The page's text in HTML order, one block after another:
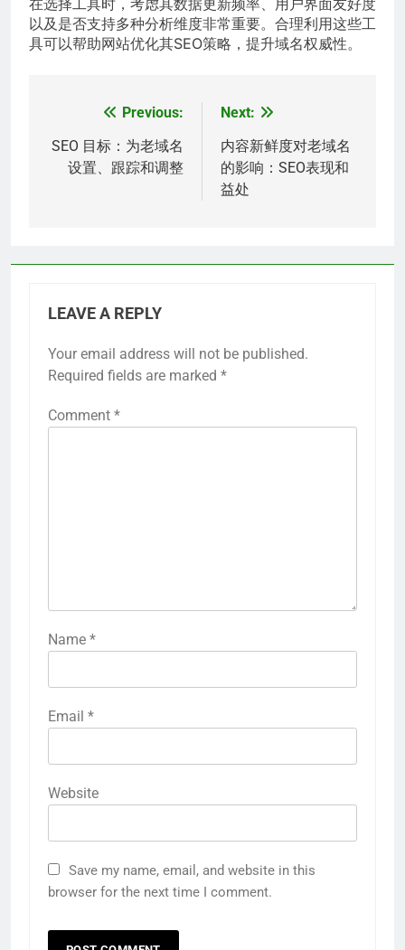
以及是否支持多种分析维度非常重要。合理利用这些工
具可以帮助网站优化其SEO策略，提升域名权威性。
navigation
Previous:
SEO 目标：为老域名
设置、跟踪和调整
Next:
内容新鲜度对老域名
的影响：SEO表现和
益处
LEAVE A REPLY
Your email address will not be published.
Required fields are marked *
Comment *
Name *
Email *
Website
Save my name, email, and website in this
browser for the next time I comment.